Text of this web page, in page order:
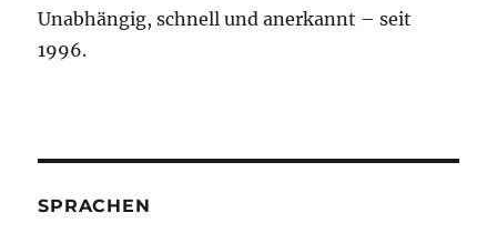
Unabhängig, schnell und anerkannt – seit
1996.
SPRACHEN